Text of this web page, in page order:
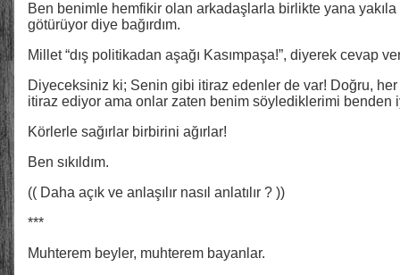
Ben benimle hemfikir olan arkadaşlarla birlikte yana
götürüyor diye bağırdım.
Millet “dış politikadan aşağı Kasımpaşa!”, diyerek cevap
Diyeceksiniz ki; Senin gibi itiraz edenler de var! Doğru,
itiraz ediyor ama onlar zaten benim söylediklerimi benden
Körlerle sağırlar birbirini ağırlar!
Ben sıkıldım.
(( Daha açık ve anlaşılır nasıl anlatılır ? ))
***
Muhterem beyler, muhterem bayanlar.